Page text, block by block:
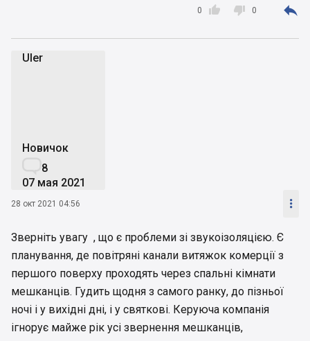

0  0 
Uler
Новичок
8
07 мая 2021
28 окт 2021 04:56 
Зверніть увагу , що є проблеми зі звукоізоляцією. Є
планування, де повітряні канали витяжок комерції з
першого поверху проходять через спальні кімнати
мешканців. Гудить щодня з самого ранку, до пізньої
ночі і у вихідні дні, і у святкові. Керуюча компанія
ігнорує майже рік усі звернення мешканців,